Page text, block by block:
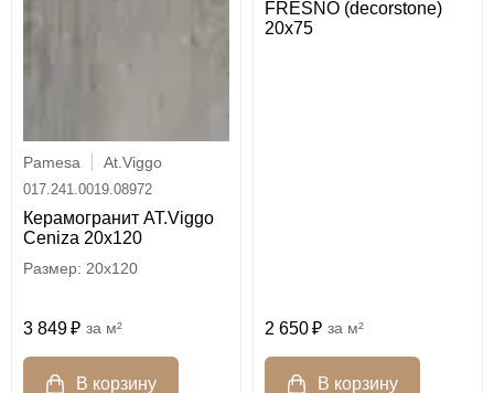
Pamesa At.Viggo
017.241.0019.08972
Керамогранит AT.Viggo
Ceniza 20x120
20x120
3 849 м²
FRESNO (decorstone)
20x75
2 650 м²